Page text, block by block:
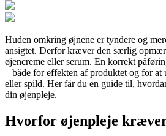
Huden omkring øjnene er tyndere og
ansigtet. Derfor kræver den særlig
øjencreme eller serum. En korrekt
– både for effekten af produktet og for
eller spild. Her får du en guide til,
din øjenpleje.
Hvorfor øjenpleje